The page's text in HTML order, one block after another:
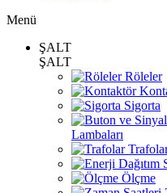
Menü
ŞALT
ŞALT
Röleler
Sigorta
Lambaları
Ölçme